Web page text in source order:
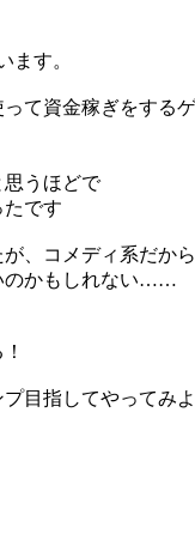
ます。
て資金稼ぎをするゲ
うほどで
です
、コメディ系だか
のかもしれない……
目指してやってみ